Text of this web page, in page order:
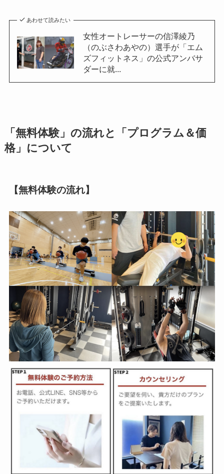
あわせて読みたい
女性オートレーサーの信澤綾乃
（のぶさわあやの）選手が「エム
ズフィットネス」の公式アンバサ
ダーに就...
「無料体験」の流れと「プログラム＆価
格」について
【無料体験の流れ】